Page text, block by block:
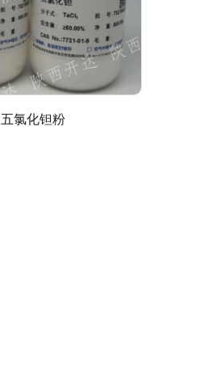
五氯化钽粉